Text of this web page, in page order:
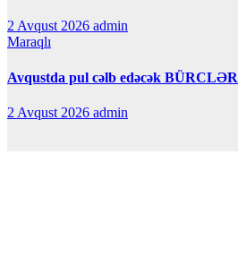
2 Avqust 2026 admin
Maraqlı
Avqustda pul cəlb edəcək BÜRCLƏR
2 Avqust 2026 admin